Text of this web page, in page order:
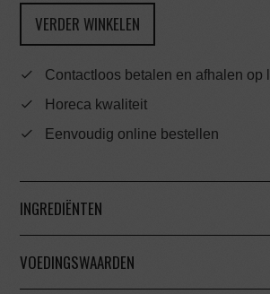
VERDER WINKELEN
Contactloos betalen en afhalen op
Horeca kwaliteit
Eenvoudig online bestellen
INGREDIËNTEN
VOEDINGSWAARDEN